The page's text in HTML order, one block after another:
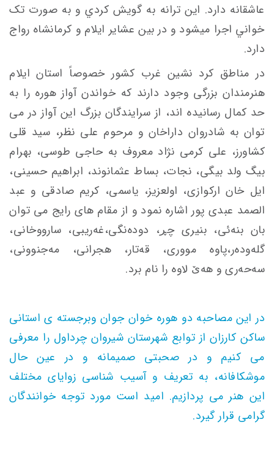
عاشقانه دارد. اين ترانه به گويش کردي و به صورت تک
خواني اجرا ميشود و در بين عشاير ايلام و کرمانشاه رواج
دارد.
در مناطق کرد نشین غرب کشور خصوصاً استان ایلام
هنرمندان بزرگی وجود دارند که خواندن آواز هوره را به
حد کمال رسانیده اند، از سرایندگان بزرگ این آواز در می
توان به شادروان داراخان و مرحوم علی نظر، سید قلی
کشاورز، علی کرمی نژاد معروف به حاجی طوسی، بهرام
بیگ ولد بیگی، نجات، بساط عثمانوند، ابراهیم حسینی،
ایل خان ارکوازی، اولعزیز، یاسمی، کریم صادقی و عبد
الصمد عبدی پور اشاره نمود و از مقام های رایج می توان
بان بنه‌ئی، بنیری چڕ، دوده‌نگی،غه‌ریبی، سارووخانی،
گله‌وده‌ر،پاوه مووری، قه‌تار، هجرانی، مه‌جنوونی،
سه‌حه‌ری و هه‌ێ لاوه را نام برد.
در این مصاحبه دو هوره خوان جوان وبرجسته ی استانی
ساکن کارزان از توابع شهرستان شیروان چرداول را معرفی
می کنیم و در صحبتی صمیمانه و در عین حال
موشکافانه، به تعریف و آسیب شناسی زوایای مختلف
این هنر می پردازیم. امید است مورد توجه خوانندگان
گرامی قرار گیرد.